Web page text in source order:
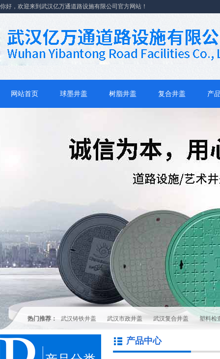
你好，欢迎来到武汉亿万通道路设施有限公司官方网站！
网站首页 球墨井盖 树脂井盖 复合井盖 产
热门推荐： 武汉铸铁井盖 武汉市政井盖 武汉复合井盖 塑料检
产品中心